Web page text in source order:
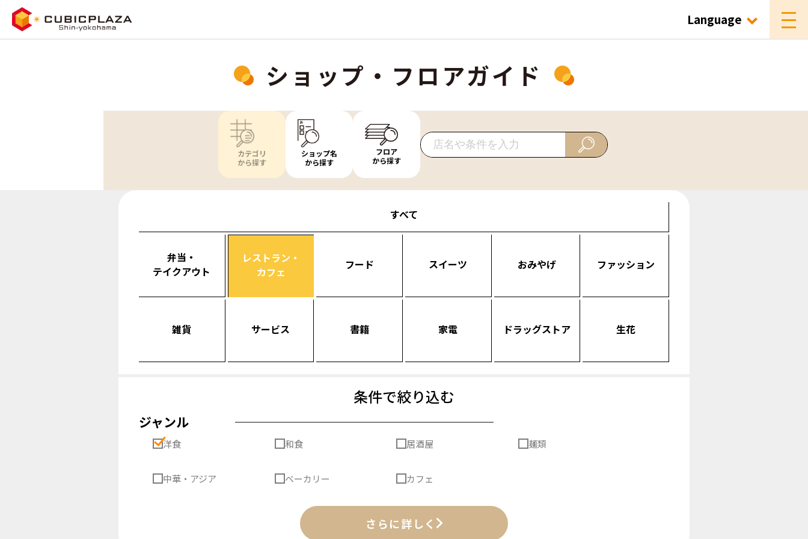
Language
ショップ・フロアガイド
カテゴリ
から探す
ショップ名
から探す
フロア
から探す
すべて
弁当・
テイクアウト
レストラン・
カフェ
フード スイーツ おみやげ ファッション
雑貨 サービス 書籍 家電 ドラッグストア 生花
条件で絞り込む
ジャンル
洋食 和食 居酒屋 麺類
中華・アジア ベーカリー カフェ
さらに詳しく